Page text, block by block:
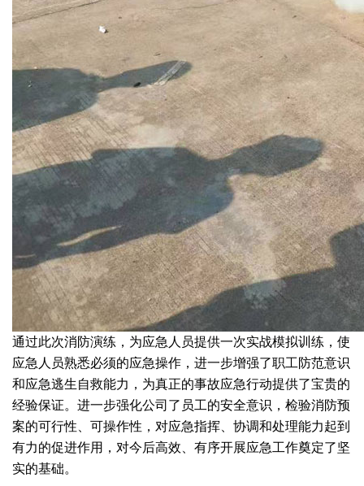
通过此次消防演练，为应急人员提供一次实战模拟训练，使
应急人员熟悉必须的应急操作，进一步增强了职工防范意识
和应急逃生自救能力，为真正的事故应急行动提供了宝贵的
经验保证。进一步强化公司了员工的安全意识，检验消防预
案的可行性、可操作性，对应急指挥、协调和处理能力起到
有力的促进作用，对今后高效、有序开展应急工作奠定了坚
实的基础。